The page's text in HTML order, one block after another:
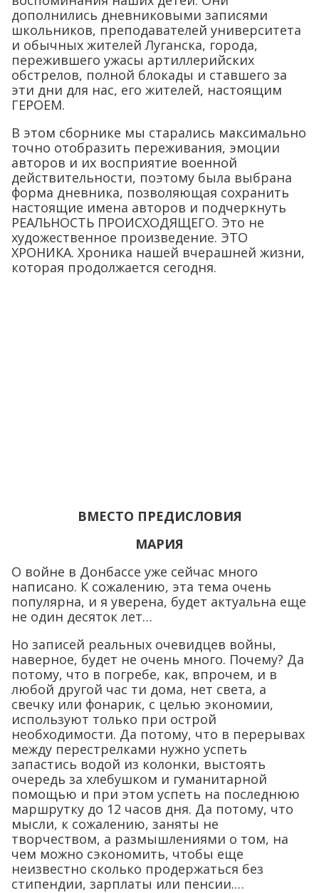
дополнились дневниковыми записями
школьников, преподавателей университета
и обычных жителей Луганска, города,
пережившего ужасы артиллерийских
обстрелов, полной блокады и ставшего за
эти дни для нас, его жителей, настоящим
ГЕРОЕМ.
В этом сборнике мы старались максимально
точно отобразить переживания, эмоции
авторов и их восприятие военной
действительности, поэтому была выбрана
форма дневника, позволяющая сохранить
настоящие имена авторов и подчеркнуть
РЕАЛЬНОСТЬ ПРОИСХОДЯЩЕГО. Это не
художественное произведение. ЭТО
ХРОНИКА. Хроника нашей вчерашней жизни,
которая продолжается сегодня.
ВМЕСТО ПРЕДИСЛОВИЯ
МАРИЯ
О войне в Донбассе уже сейчас много
написано. К сожалению, эта тема очень
популярна, и я уверена, будет актуальна еще
не один десяток лет…
Но записей реальных очевидцев войны,
наверное, будет не очень много. Почему? Да
потому, что в погребе, как, впрочем, и в
любой другой час ти дома, нет света, а
свечку или фонарик, с целью экономии,
используют только при острой
необходимости. Да потому, что в перерывах
между перестрелками нужно успеть
запастись водой из колонки, выстоять
очередь за хлебушком и гуманитарной
помощью и при этом успеть на последнюю
маршрутку до 12 часов дня. Да потому, что
мысли, к сожалению, заняты не
творчеством, а размышлениями о том, на
чем можно сэкономить, чтобы еще
неизвестно сколько продержаться без
стипендии, зарплаты или пенсии.…